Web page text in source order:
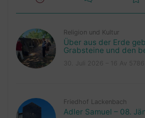
Religion und Kultur
Über aus der Erde
Grabsteine und den
Friedhof Lackenbach
Adler Samuel – 08.